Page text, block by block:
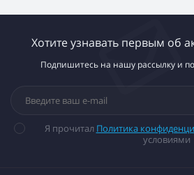
Хотите узнавать первым об
Подпишитесь на нашу рассылку и
Я прочитал Политика
условиями